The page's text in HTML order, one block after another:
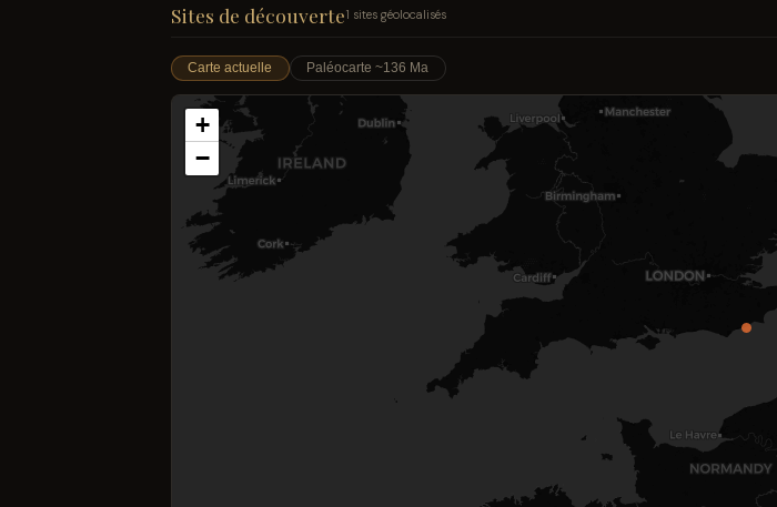
Sites de découverte1 sites géolocalisés
Carte actuelle Paléocarte ~136 Ma
+
−